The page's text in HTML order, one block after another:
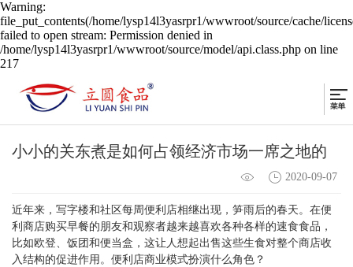
Warning:
file_put_contents(/home/lysp14l3yasrpr1/wwwroot/source/cache/
failed to open stream: Permission denied in
/home/lysp14l3yasrpr1/wwwroot/source/model/api.class.php on line
217
小小的关东煮是如何占领经济市场一席之地的
2020-09-07
近年来，写字楼和社区每周便利店相继出现，笋雨后的春天。在便
利商店购买早餐的朋友和观察者越来越喜欢各种各样的速食食品，
比如欧登、饭团和便当盒，这让人想起出售这些生食对整个商店收
入结构的促进作用。便利店商业模式扮演什么角色？